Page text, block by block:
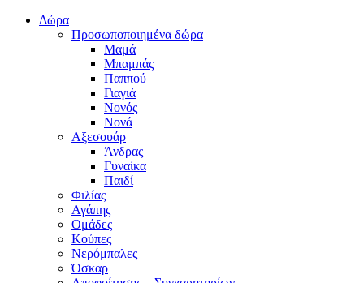
Δώρα
Προσωποποιημένα δώρα
Μαμά
Μπαμπάς
Παππού
Γιαγιά
Νονός
Νονά
Αξεσουάρ
Άνδρας
Γυναίκα
Παιδί
Φιλίας
Αγάπης
Ομάδες
Κούπες
Νερόμπαλες
Όσκαρ